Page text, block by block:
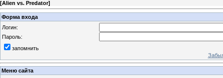
[Alien vs. Predator]
Форма входа
Логин:
Пароль:
запомнить
Меню сайта